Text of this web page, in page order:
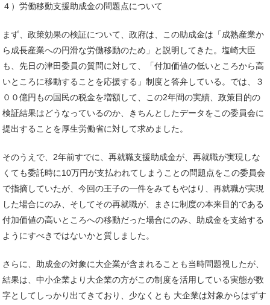
４）労働移動支援助成金の問題点について
まず、政策効果の検証について、政府は、この助成金は「成熟産業か
ら成長産業への円滑な労働移動のため」と説明してきた。塩崎大臣
も、先日の津田委員の質問に対して、「付加価値の低いところから高
いところに移動することを応援する」制度と答弁している。では、３
００億円もの国民の税金を増額して、この2年間の実績、政策目的の
検証結果はどうなっているのか、きちんとしたデータをこの委員会に
提出することを厚生労働省に対して求めました。
そのうえで、2年前すでに、再就職支援助成金が、再就職が実現しな
くても委託時に10万円が支払われてしまうことの問題点をこの委員会
で指摘していたが、今回の王子の一件をみてもやはり、再就職が実現
した場合にのみ、そしてその再就職が、まさに制度の本来目的である
付加価値の高いところへの移動だった場合にのみ、助成金を支給する
ようにすべきではないかと質しました。
さらに、助成金の対象に大企業が含まれることも当時問題視したが、
結果は、中小企業より大企業の方がこの制度を活用している実態が数
字としてしっかり出てきており、少なくとも 大企業は対象からはずす